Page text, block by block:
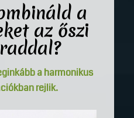
a
az őszi
a harmonikus
rejlik.